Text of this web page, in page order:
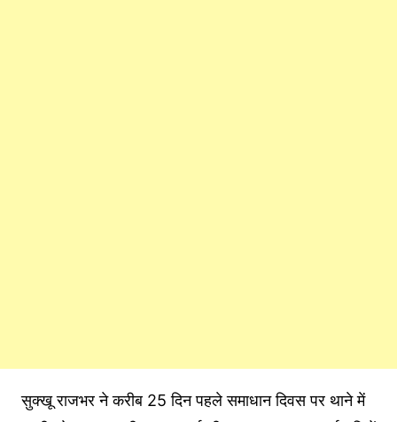
सुक्खू राजभर ने करीब 25 दिन पहले समाधान दिवस पर थाने में